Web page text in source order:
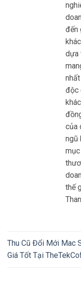
đến
dựa
độc
của
ngũ
thế
Thu Cũ Đổi Mới Mac
Giá Tốt Tại